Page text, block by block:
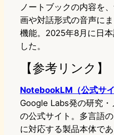
ノートブックの内容を
画や対話形式の音声に
機能。2025年8月に日
した。
【参考リンク】
NotebookLM（公式サイ
Google Labs発の研究
の公式サイト。多言語
に対応する製品本体であ